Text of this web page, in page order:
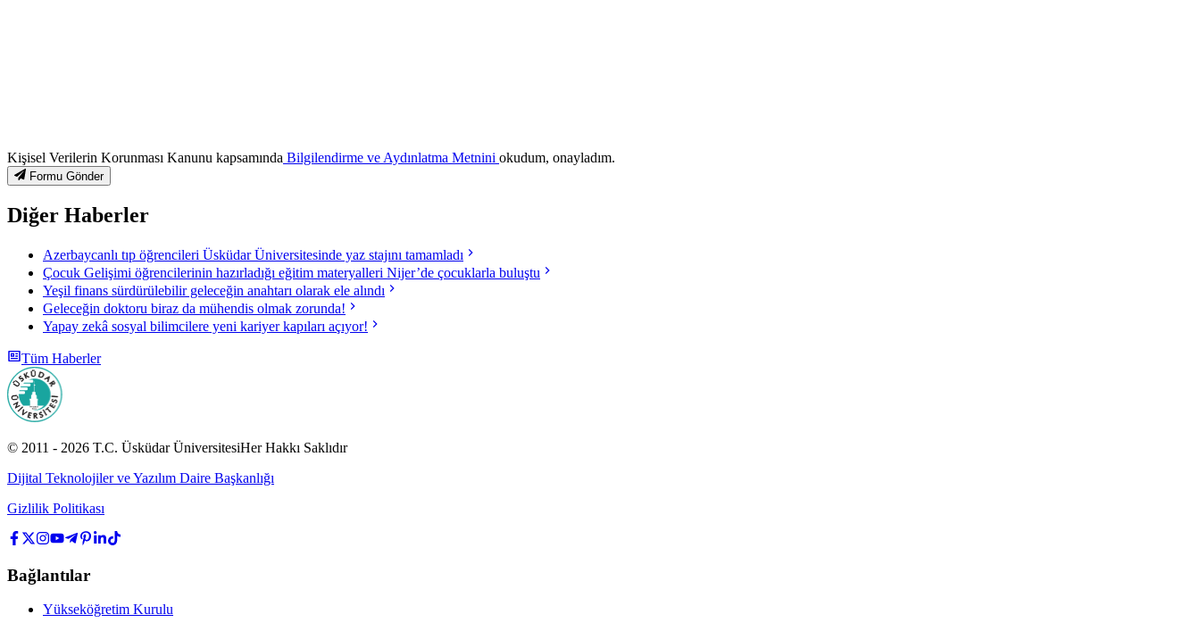
Kişisel Verilerin Korunması Kanunu kapsamında Bilgilendirme ve Aydınlatma Metnini okudum, onayladım.
Formu Gönder
Diğer Haberler
Azerbaycanlı tıp öğrencileri Üsküdar Üniversitesinde yaz stajını tamamladı
Çocuk Gelişimi öğrencilerinin hazırladığı eğitim materyalleri Nijer’de çocuklarla buluştu
Yeşil finans sürdürülebilir geleceğin anahtarı olarak ele alındı
Geleceğin doktoru biraz da mühendis olmak zorunda!
Yapay zekâ sosyal bilimcilere yeni kariyer kapıları açıyor!
Tüm Haberler
© 2011 - 2026 T.C. Üsküdar ÜniversitesiHer Hakkı Saklıdır
Dijital Teknolojiler ve Yazılım Daire Başkanlığı
Gizlilik Politikası
Bağlantılar
Yükseköğretim Kurulu